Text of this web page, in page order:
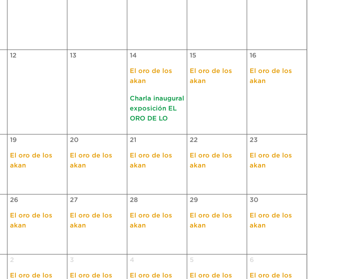
12 13 14
El oro de los
akan
Charla inaugural
exposición EL
ORO DE LO
15
El oro de los
akan
16
El oro de los
akan
19
El oro de los
akan
20
El oro de los
akan
21
El oro de los
akan
22
El oro de los
akan
23
El oro de los
akan
26
El oro de los
akan
27
El oro de los
akan
28
El oro de los
akan
29
El oro de los
akan
30
El oro de los
akan
2
El oro de los
3
El oro de los
4
El oro de los
5
El oro de los
6
El oro de los